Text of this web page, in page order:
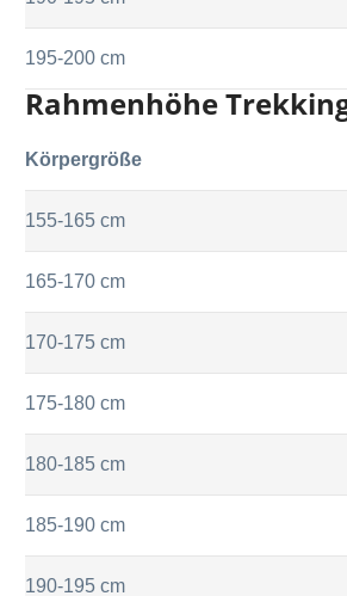
195-200 cm
Rahmenhöhe
Körpergröße
155-165 cm
165-170 cm
170-175 cm
175-180 cm
180-185 cm
185-190 cm
190-195 cm